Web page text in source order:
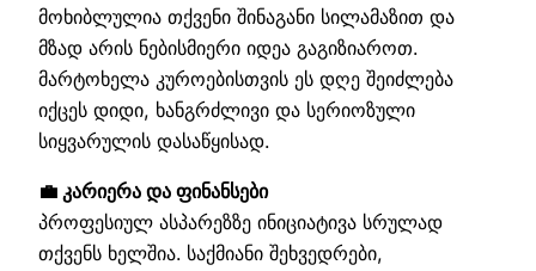
მოხიბლულია თქვენი შინაგანი სილამაზით და
მზად არის ნებისმიერი იდეა გაგიზიაროთ.
მარტოხელა კუროებისთვის ეს დღე შეიძლება
იქცეს დიდი, ხანგრძლივი და სერიოზული
სიყვარულის დასაწყისად.
💼 კარიერა და ფინანსები
პროფესიულ ასპარეზზე ინიციატივა სრულად
თქვენს ხელშია. საქმიანი შეხვედრები,